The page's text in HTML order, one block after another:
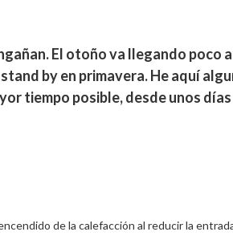
El otoño va llegando poco
by en primavera. He aquí
tiempo posible, desde unos
de la calefacción al reducir la